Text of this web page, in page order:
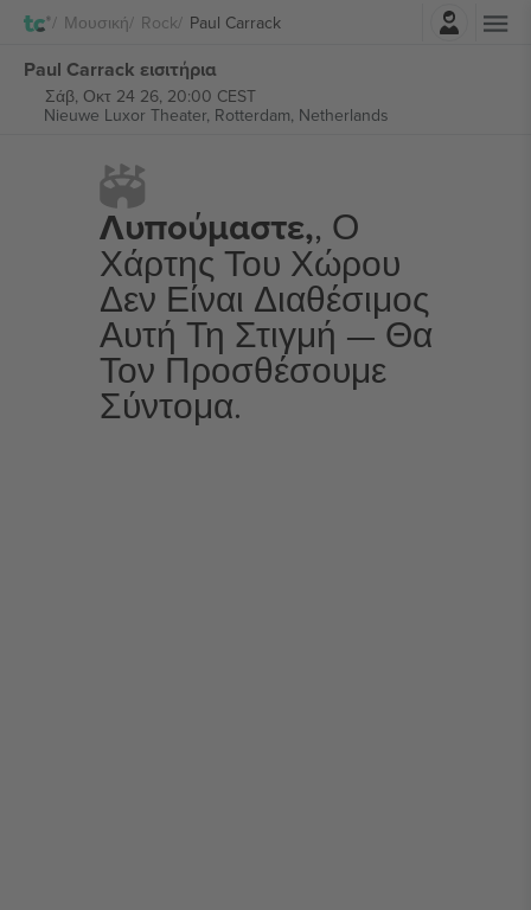
Μουσική Rock Paul Carrack
Paul Carrack εισιτήρια
Σάβ, Οκτ 24 26, 20:00 CEST
Nieuwe Luxor Theater, Rotterdam, Netherlands
Λυπούμαστε,, Ο
Χάρτης Του Χώρου
Δεν Είναι Διαθέσιμος
Αυτή Τη Στιγμή — Θα
Τον Προσθέσουμε
Σύντομα.